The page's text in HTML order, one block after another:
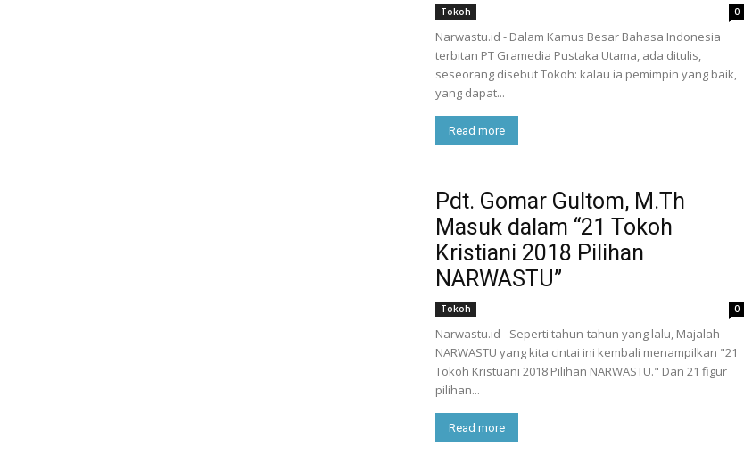
Tokoh 0
Narwastu.id - Dalam Kamus Besar Bahasa Indonesia
terbitan PT Gramedia Pustaka Utama, ada ditulis,
seseorang disebut Tokoh: kalau ia pemimpin yang baik,
yang dapat...
Read more
Pdt. Gomar Gultom, M.Th
Masuk dalam “21 Tokoh
Kristiani 2018 Pilihan
NARWASTU”
Tokoh 0
Narwastu.id - Seperti tahun-tahun yang lalu, Majalah
NARWASTU yang kita cintai ini kembali menampilkan "21
Tokoh Kristuani 2018 Pilihan NARWASTU." Dan 21 figur
pilihan...
Read more